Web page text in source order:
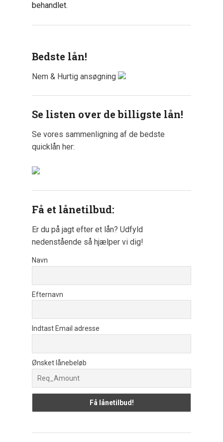
behandlet.
Bedste lån!
Nem & Hurtig ansøgning
Se listen over de billigste lån!
Se vores sammenligning af de bedste
quicklån her:
Få et lånetilbud:
Er du på jagt efter et lån? Udfyld
nedenstående så hjælper vi dig!
Navn
Efternavn
Indtast Email adresse
Ønsket lånebeløb